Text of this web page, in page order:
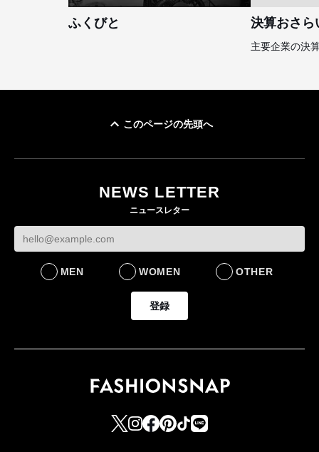
ふくびと 決算おさら
主要企業の決
このページの先頭へ
NEWS LETTER
ニュースレター
MEN WOMEN OTHER
登録